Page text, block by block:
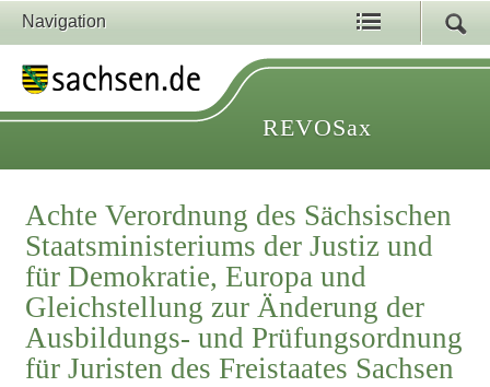
Navigation
REVOSax
Achte Verordnung des Sächsischen
Staatsministeriums der Justiz und
für Demokratie, Europa und
Gleichstellung zur Änderung der
Ausbildungs- und Prüfungsordnung
für Juristen des Freistaates Sachsen